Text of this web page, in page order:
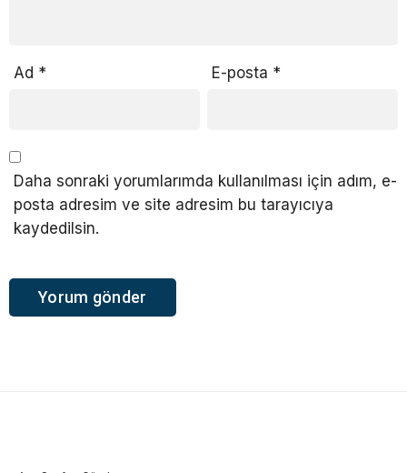
Ad * E-posta *
Daha sonraki yorumlarımda kullanılması için adım, e-
posta adresim ve site adresim bu tarayıcıya
kaydedilsin.